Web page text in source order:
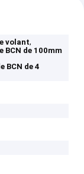
volant,
BCN de 100mm
BCN de 4